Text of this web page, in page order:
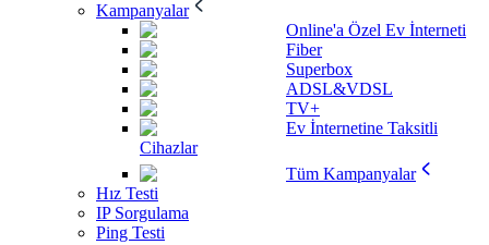
Kampanyalar
Online'a Özel Ev İnterneti
Fiber
Superbox
ADSL&VDSL
TV+
Ev İnternetine Taksitli
Cihazlar
Tüm Kampanyalar
Hız Testi
IP Sorgulama
Ping Testi